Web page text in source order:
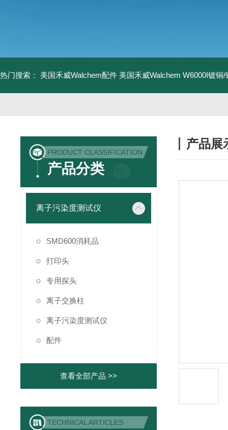
热门搜索： 美国禾威Walchem配件 美国禾威Walchem W6000I镀铜
PRODUCT CLASSIFICATION
产品分类
离子污染度测试仪
SMD600消耗品
打印头
专用探头
离子交换柱
离子污染度测试仪
配件
查看全部产品 >>
TECHNICAL ARTICLES
产品展